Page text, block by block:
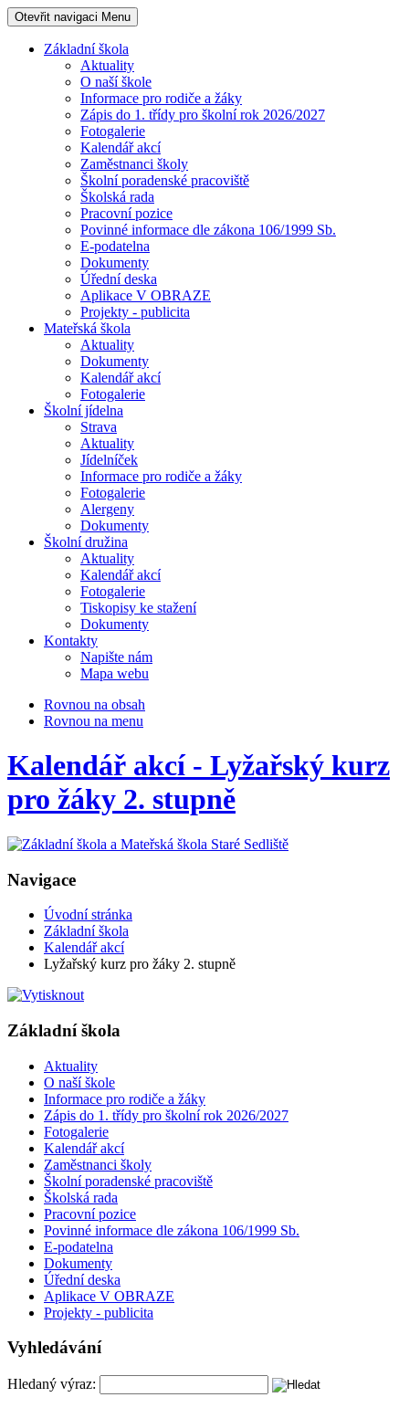
Otevřit navigaci Menu
Základní škola
Aktuality
O naší škole
Informace pro rodiče a žáky
Zápis do 1. třídy pro školní rok 2026/2027
Fotogalerie
Kalendář akcí
Zaměstnanci školy
Školní poradenské pracoviště
Školská rada
Pracovní pozice
Povinné informace dle zákona 106/1999 Sb.
E-podatelna
Dokumenty
Úřední deska
Aplikace V OBRAZE
Projekty - publicita
Mateřská škola
Aktuality
Dokumenty
Kalendář akcí
Fotogalerie
Školní jídelna
Strava
Aktuality
Jídelníček
Informace pro rodiče a žáky
Fotogalerie
Alergeny
Dokumenty
Školní družina
Aktuality
Kalendář akcí
Fotogalerie
Tiskopisy ke stažení
Dokumenty
Kontakty
Napište nám
Mapa webu
Rovnou na obsah
Rovnou na menu
Kalendář akcí - Lyžařský kurz
pro žáky 2. stupně
Navigace
Úvodní stránka
Základní škola
Kalendář akcí
Lyžařský kurz pro žáky 2. stupně
Základní škola
Aktuality
O naší škole
Informace pro rodiče a žáky
Zápis do 1. třídy pro školní rok 2026/2027
Fotogalerie
Kalendář akcí
Zaměstnanci školy
Školní poradenské pracoviště
Školská rada
Pracovní pozice
Povinné informace dle zákona 106/1999 Sb.
E-podatelna
Dokumenty
Úřední deska
Aplikace V OBRAZE
Projekty - publicita
Vyhledávání
Hledaný výraz: